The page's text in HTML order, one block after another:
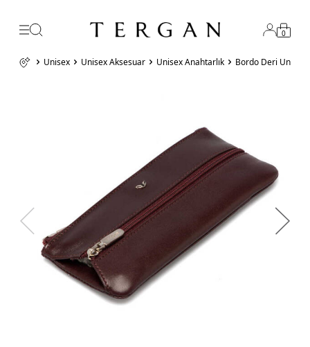
0
Unisex Unisex Aksesuar Unisex Anahtarlık Bordo Deri Unisex